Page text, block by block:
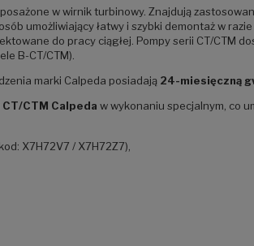
w wirnik turbinowy. Znajdują
umożliwiający łatwy i szybki demontaż w
do pracy ciągłej. Pompy serii CT/CTM
B-CT/CTM).
marki Calpeda posiadają 24-miesięczną
CTM Calpeda w wykonaniu specjalnym, co
X7H72V7 / X7H72Z7),